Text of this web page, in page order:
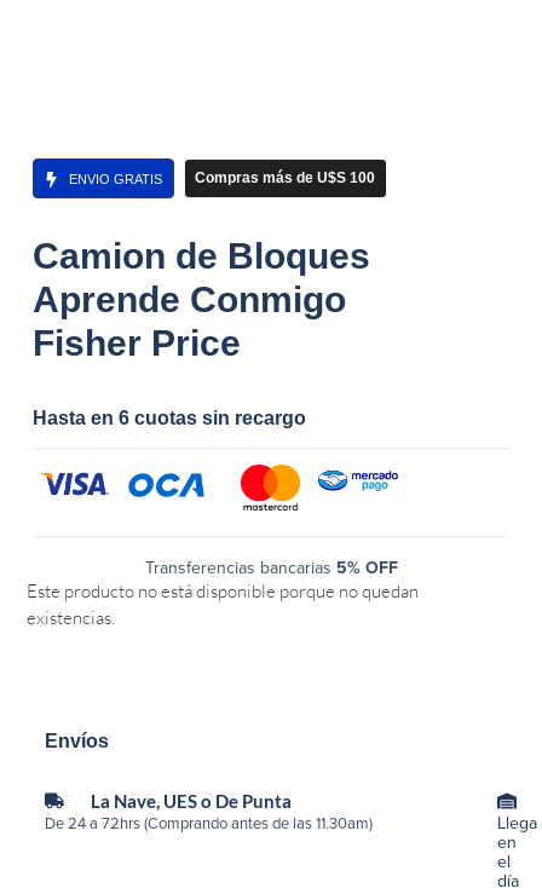
ENVIO GRATIS Compras más de U$S 100
Camion de Bloques
Aprende Conmigo
Fisher Price
Hasta en 6 cuotas sin recargo
Transferencias bancarias 5% OFF
Este producto no está disponible porque no quedan
existencias.
Envíos
La Nave, UES o De Punta
De 24 a 72hrs (Comprando antes de las 11.30am)
Llega
en
el
día